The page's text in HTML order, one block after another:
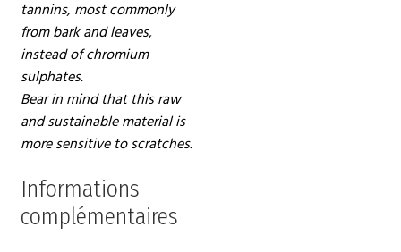
tannins, most commonly
from bark and leaves,
instead of chromium
sulphates.
Bear in mind that this raw
and sustainable material is
more sensitive to scratches.
Informations
complémentaires